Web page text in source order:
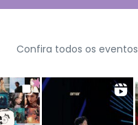
Confira todos os eventos